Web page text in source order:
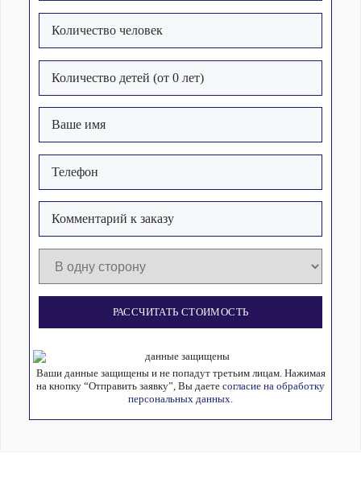
РАССЧИТАТЬ СТОИМОСТЬ
Ваши данные защищены и не попадут третьим лицам. Нажимая
на кнопку “Отправить заявку”, Вы даете согласие на обработку
персональных данных.